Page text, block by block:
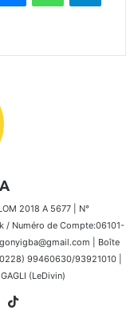
2018 A 5677 | N°
/ Numéro de Compte:06101-
| Boîte
99460630/93921010 |
(LeDivin)
Instagram